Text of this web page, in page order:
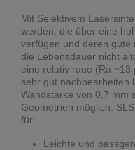
Mit Selektivem
werden, die über eine
verfügen und deren gute
die Lebensdauer nicht
eine relativ raue (Ra
sehr gut nachbearbeiten
Wandstärke von 0,7 mm
Geometrien möglich.
für:
Leichte und